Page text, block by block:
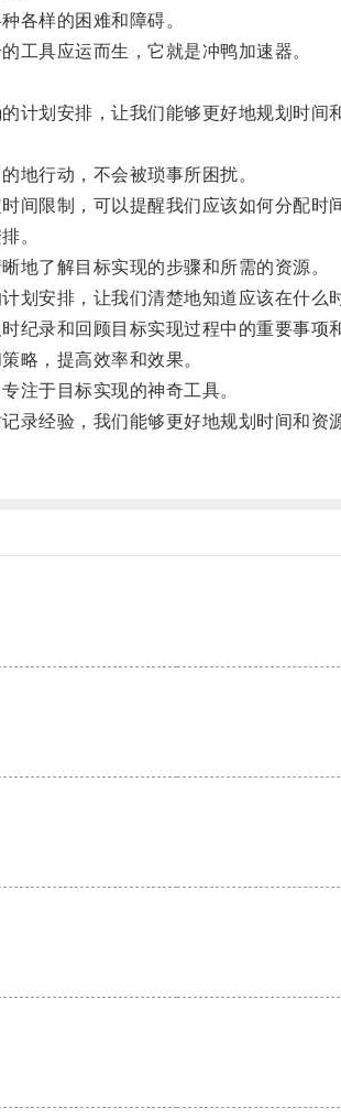
样的困难和障碍。
具应运而生，它就是冲鸭加速器。
划安排，让我们能够更好地规划时间
行动，不会被琐事所困扰。
限制，可以提醒我们应该如何分配时
。
了解目标实现的步骤和所需的资源。
安排，让我们清楚地知道应该在什么
录和回顾目标实现过程中的重要事项和
，提高效率和效果。
于目标实现的神奇工具。
经验，我们能够更好地规划时间和资